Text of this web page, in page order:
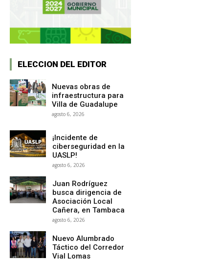
ELECCION DEL EDITOR
Nuevas obras de
infraestructura para
Villa de Guadalupe
agosto 6, 2026
¡Incidente de
ciberseguridad en la
UASLP!
agosto 6, 2026
Juan Rodríguez
busca dirigencia de
Asociación Local
Cañera, en Tambaca
agosto 6, 2026
Nuevo Alumbrado
Táctico del Corredor
Vial Lomas